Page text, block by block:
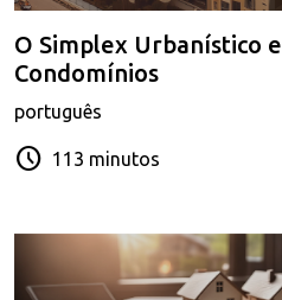
O Simplex Urbanístico
Condomínios
português
schedule 113 minutos